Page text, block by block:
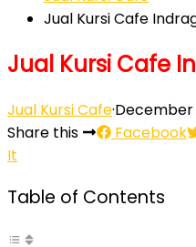
Jual Kursi Cafe
Jual Kursi Cafe
Jual Kursi Cafe·December
Share this
Facebook
It
Table of Contents